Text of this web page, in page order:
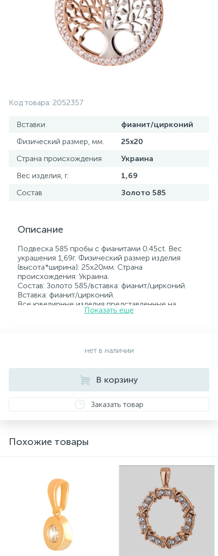
Код товара: 2052357
Вставки
фианит/цирконий
Физический размер, мм.
25х20
Страна происхождения
Украина
Вес изделия, г.
1,69
Состав
Золото 585
Описание
Подвеска 585 пробы с фианитами 0.45ct. Вес
украшения 1,69г. Физический размер изделия
(высота*ширина): 25х20мм. Страна
происхождения: Украина.
Состав: Золото 585/вставка: фианит/цирконий.
Вставка: фианит/цирконий.
Все ювелирные изделия представленные на
нашем сайте прошли внутренний контроль
ювелирному украшению прилагаются бирка с
сайте могут незначительно отличаться от
реальных из-за особенностей цветопередачи
Показать еще
нет в наличии
В корзину
Заказать товар
Похожие товары
Серебряные колье
Серебряные цепочки